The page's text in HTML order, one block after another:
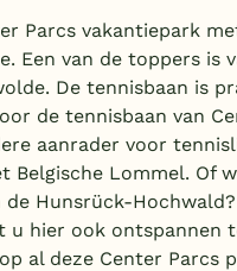
Parcs vakantiepark
Een van de toppers is
De tennisbaan is
de tennisbaan van
aanrader voor
Belgische Lommel. Of
de Hunsrück-
u hier ook ontspannen
al deze Center Parcs